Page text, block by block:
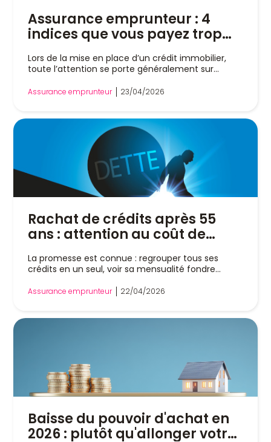
Assurance emprunteur : 4
indices que vous payez trop
Lors de la mise en place d’un crédit immobilier,
toute l’attention se porte généralement sur...
Assurance emprunteur 23/04/2026
Rachat de crédits après 55
ans : attention au coût de
La promesse est connue : regrouper tous ses
crédits en un seul, voir sa mensualité fondre...
Assurance emprunteur 22/04/2026
Baisse du pouvoir d'achat en
2026 : plutôt qu'allonger votre